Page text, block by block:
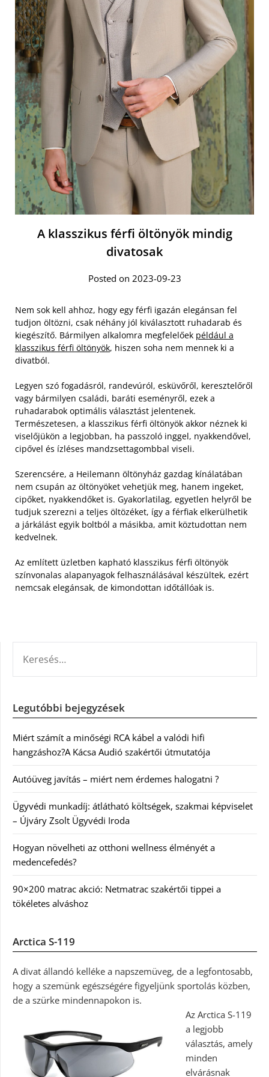
A klasszikus férfi öltönyök mindig
divatosak
Posted on 2023-09-23
Nem sok kell ahhoz, hogy egy férfi igazán elegánsan fel
tudjon öltözni, csak néhány jól kiválasztott ruhadarab és
kiegészítő. Bármilyen alkalomra megfelelőek például a
klasszikus férfi öltönyök, hiszen soha nem mennek ki a
divatból.
Legyen szó fogadásról, randevúról, esküvőről, keresztelőről
vagy bármilyen családi, baráti eseményről, ezek a
ruhadarabok optimális választást jelentenek.
Természetesen, a klasszikus férfi öltönyök akkor néznek ki
viselőjükön a legjobban, ha passzoló inggel, nyakkendővel,
cipővel és ízléses mandzsettagombbal viseli.
Szerencsére, a Heilemann öltönyház gazdag kínálatában
nem csupán az öltönyöket vehetjük meg, hanem ingeket,
cipőket, nyakkendőket is. Gyakorlatilag, egyetlen helyről be
tudjuk szerezni a teljes öltözéket, így a férfiak elkerülhetik
a járkálást egyik boltból a másikba, amit köztudottan nem
kedvelnek.
Az említett üzletben kapható klasszikus férfi öltönyök
színvonalas alapanyagok felhasználásával készültek, ezért
nemcsak elegánsak, de kimondottan időtállóak is.
Legutóbbi bejegyzések
Miért számít a minőségi RCA kábel a valódi hifi
hangzáshoz?A Kácsa Audió szakértői útmutatója
Autóüveg javítás – miért nem érdemes halogatni ?
Ügyvédi munkadíj: átlátható költségek, szakmai képviselet
– Újváry Zsolt Ügyvédi Iroda
Hogyan növelheti az otthoni wellness élményét a
medencefedés?
90×200 matrac akció: Netmatrac szakértői tippei a
tökéletes alváshoz
Arctica S-119
A divat állandó kelléke a napszemüveg, de a legfontosabb,
hogy a szemünk egészségére figyeljünk sportolás közben,
de a szürke mindennapokon is.
Az Arctica S-119
a legjobb
választás, amely
minden
elvárásnak